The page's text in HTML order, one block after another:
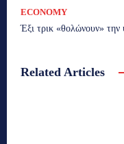
ECONOMY
Έξι τρικ «θολώνουν» την
Related Articles